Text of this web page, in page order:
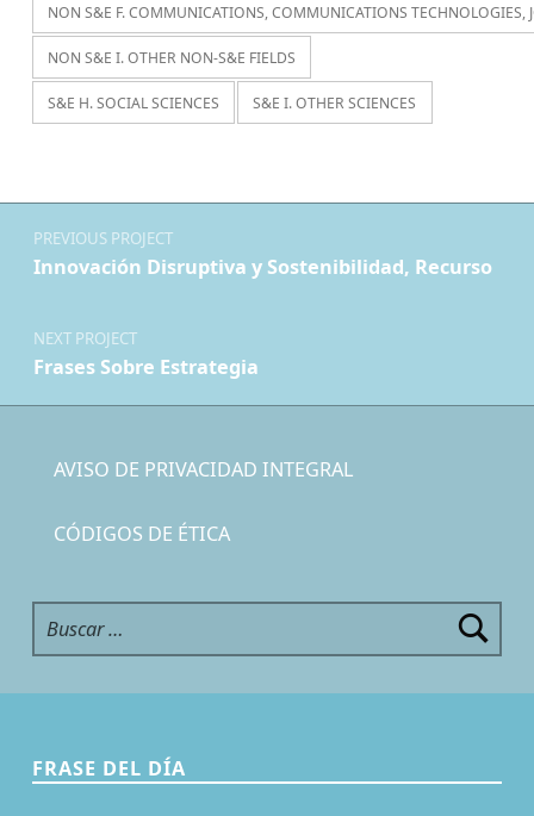
NON S&E F. COMMUNICATIONS, COMMUNICATIONS TECHNOLOGIES,
NON S&E I. OTHER NON-S&E FIELDS
S&E H. SOCIAL SCIENCES S&E I. OTHER SCIENCES
Navegación de entradas
PREVIOUS PROJECT
Innovación Disruptiva y Sostenibilidad, Recurso
NEXT PROJECT
Frases Sobre Estrategia
AVISO DE PRIVACIDAD INTEGRAL
CÓDIGOS DE ÉTICA
Buscar:
FRASE DEL DÍA